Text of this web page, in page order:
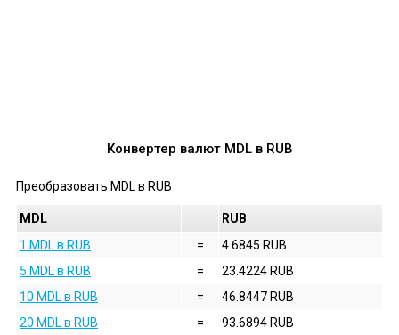
Конвертер валют MDLв RUB
Преобразовать MDL в RUB
MDL
RUB
1 MDL в RUB
=
4.6845 RUB
5 MDL в RUB
=
23.4224 RUB
10 MDL в RUB
=
46.8447 RUB
20 MDL в RUB
=
93.6894 RUB